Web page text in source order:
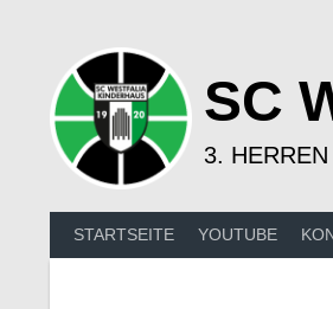
SC
3.
STARTSEITE YOUTUBE